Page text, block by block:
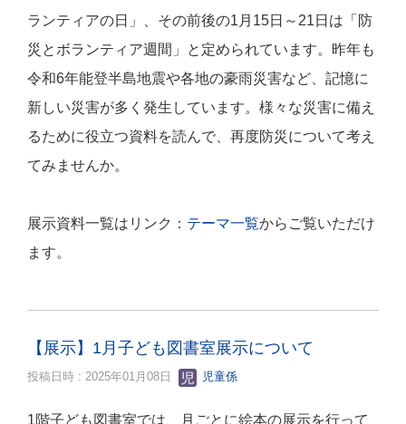
ランティアの日」、その前後の1月15日～21日は「防
災とボランティア週間」と定められています。昨年も
令和6年能登半島地震や各地の豪雨災害など、記憶に
新しい災害が多く発生しています。様々な災害に備え
るために役立つ資料を読んで、再度防災について考え
てみませんか。
展示資料一覧はリンク： テーマ一覧からご覧いただけ
ます。
【展示】1月子ども図書室展示について
投稿日時 : 2025年01月08日 児童係
1階子ども図書室では、月ごとに絵本の展示を行って